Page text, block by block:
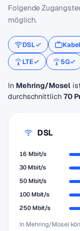
Folgende
möglich.
DSL
LTE
5G
In Mehring/Mosel
durchschnittlich 70
DSL
16 Mbit/s
30 Mbit/s
50 Mbit/s
100 Mbit/s
250 Mbit/s
In Mehring/Mosel